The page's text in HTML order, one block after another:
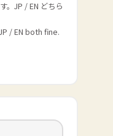
。JP / EN どちら
/ EN both fine.